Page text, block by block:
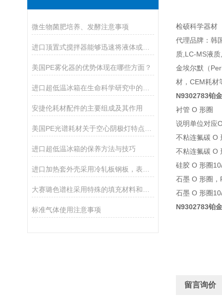
微生物菌肥培养、发酵注意事项
进口顶置式搅拌器能够迅速将液体或固体物质搅拌均匀
美国PE雾化器的优势体现在哪些方面？
安捷伦耗材配件的主要组成及其作用
进口超低温冰箱的保养方法与技巧
标准气体使用注意事项
检硕科学器材
代理品牌：韩
质,LC-MS液
金埃尔默（
材，CEM耗材
N9302783铂
衬管 O 形圈
说明单位对应
不粘连氟碳 O
不粘连氟碳 O
硅胶 O 形圈
石墨 O 形圈，
石墨 O 形圈
N9302783铂
留言询价